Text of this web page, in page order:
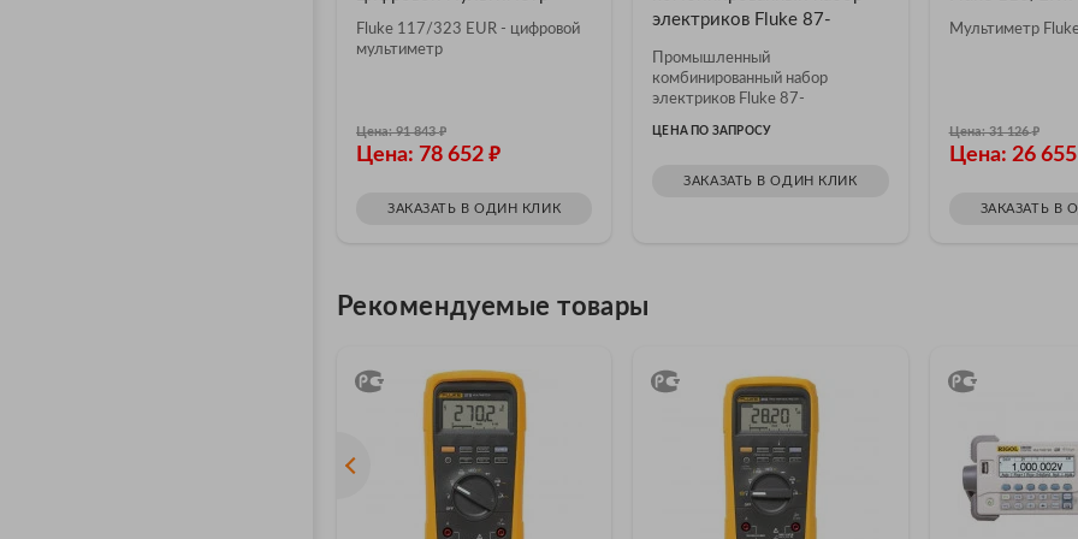
Fluke 117/323 EUR - цифровой
мультиметр
Цена: 91 843₽
Цена: 78 652 ₽
ЗАКАЗАТЬ В ОДИН КЛИК
электриков Fluke 87-
Промышленный
комбинированный набор
электриков Fluke 87-
ЦЕНА ПО ЗАПРОСУ
ЗАКАЗАТЬ В ОДИН КЛИК
Мультиметр
Цена: 31 126₽
Цена: 26 655
ЗАКАЗАТЬ В
Рекомендуемые товары